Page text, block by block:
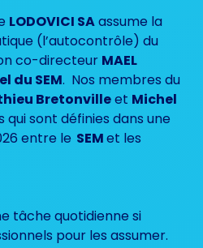
LODOVICI SAassume la
(l’autocontrôle) du
co-directeur MAEL
du SEM. Nos membres du
Bretonvilleet Michel
sont définies dans une
entre le SEMet les
tâche quotidienne si
pour les assumer.